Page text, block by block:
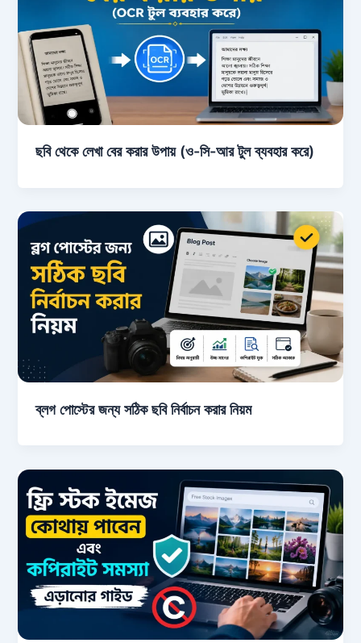
ছবি থেকে লেখা বের করার উপায় (ও-সি-আর টুল ব্যবহার করে)
ব্লগ পোস্টের জন্য সঠিক ছবি নির্বাচন করার নিয়ম